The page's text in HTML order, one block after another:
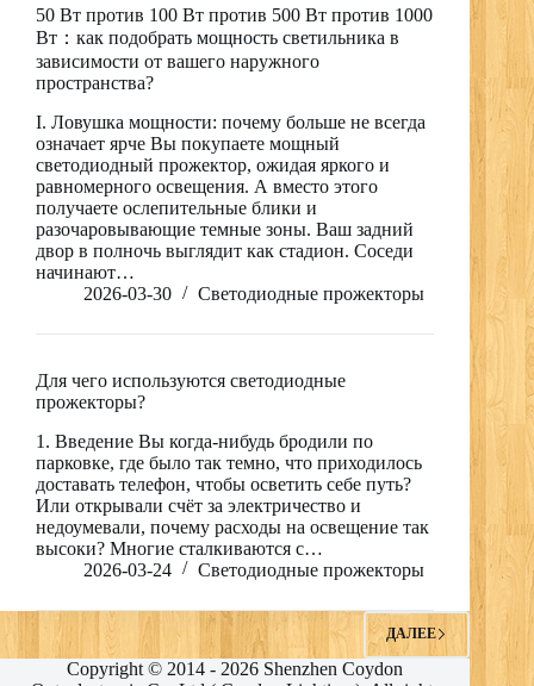
50 Вт против 100 Вт против 500 Вт против 1000
Вт：как подобрать мощность светильника в
зависимости от вашего наружного
пространства?
I. Ловушка мощности: почему больше не всегда
означает ярче Вы покупаете мощный
светодиодный прожектор, ожидая яркого и
равномерного освещения. А вместо этого
получаете ослепительные блики и
разочаровывающие темные зоны. Ваш задний
двор в полночь выглядит как стадион. Соседи
начинают…
2026-03-30
Светодиодные прожекторы
Для чего используются светодиодные
прожекторы?
1. Введение Вы когда-нибудь бродили по
парковке, где было так темно, что приходилось
доставать телефон, чтобы осветить себе путь?
Или открывали счёт за электричество и
недоумевали, почему расходы на освещение так
высоки? Многие сталкиваются с…
2026-03-24
Светодиодные прожекторы
ДАЛЕЕ
Copyright © 2014 - 2026 Shenzhen Coydon
ES
DE
IT
UK
NL
PL